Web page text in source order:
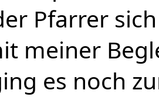
Pfarrer
meiner
es noch